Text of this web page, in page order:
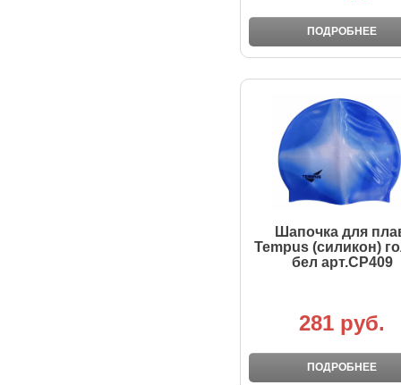
ПОДРОБНЕЕ
Шапочка для
Tempus (силикон)
бел арт.CP409
281 руб.
ПОДРОБНЕЕ